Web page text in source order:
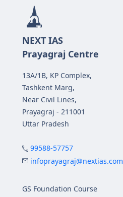
NEXT IAS
Prayagraj Centre
13A/1B, KP Complex,
Tashkent Marg,
Near Civil Lines,
Prayagraj - 211001
Uttar Pradesh
99588-57757
infoprayagraj@nextias.com
GS Foundation Course